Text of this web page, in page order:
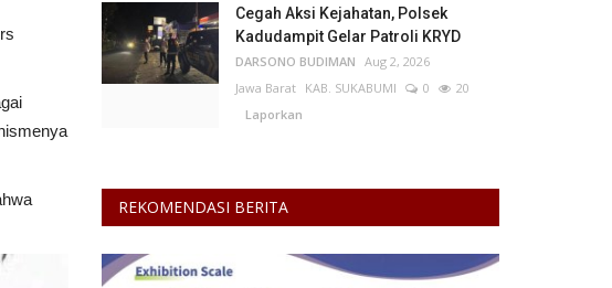
Cegah Aksi Kejahatan, Polsek
Kadudampit Gelar Patroli KRYD
DARSONO BUDIMAN Aug 2, 2026
Jawa Barat KAB. SUKABUMI 0
20
Laporkan
REKOMENDASI BERITA